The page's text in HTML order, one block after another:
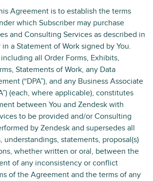
Agreement is to establish the terms
which Subscriber may purchase
and Consulting Services as described in
a Statement of Work signed by You.
all Order Forms, Exhibits,
Statements of Work, any Data
(“DPA”), and any Business Associate
(each, where applicable), constitutes
between You and Zendesk with
to be provided and/or Consulting
by Zendesk and supersedes all
understandings, statements, proposal(s)
whether written or oral, between the
of any inconsistency or conflict
of the Agreement and the terms of any